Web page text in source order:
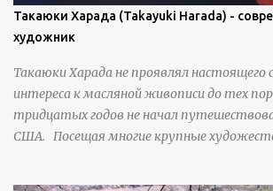
плоскости, например, при образовании
изморози. В данном случае усиливается
от положения наблюдателя и высоты
свойства наиболее заметны при угле
ниже; при более высокой солнечной
демонстрирует матовое отражение.
Такаюки Харада (Takayuki Harada) -
художник
Такаюки Харада не проявлял настоящего
интереса к масляной живописи до тех
тридцатых годов не начал
США. Посещая многие крупные